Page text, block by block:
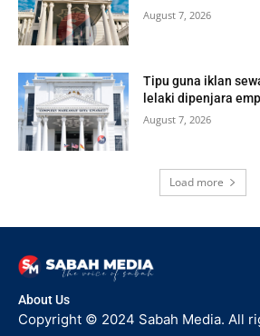
August 7, 2026
Tipu guna iklan
lelaki dipenjara
August 7, 2026
Load more
About Us
Copyright © 2024 Sabah Media. All